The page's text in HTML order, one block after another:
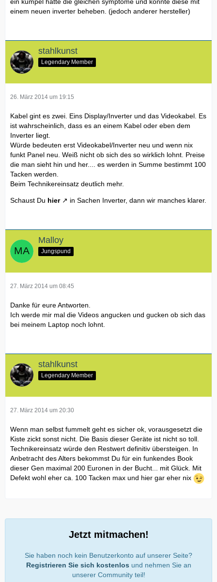
ein kumpel hatte die gleichen symptome und konnte diese mit
einem neuen inverter beheben. (jedoch anderer hersteller)
stahlkunst
Legendary Member
26. März 2014 um 19:15
Kabel gint es zwei. Eins Display/Inverter und das Videokabel. Es
ist wahrscheinlich, dass es an einem Kabel oder eben dem
Inverter liegt.
Würde bedeuten erst Videokabel/Inverter neu und wenn nix
funkt Panel neu. Weiß nicht ob sich des so wirklich lohnt. Preise
die man sieht hin und her.... es werden in Summe bestimmt 100
Tacken werden.
Beim Technikereinsatz deutlich mehr.
Schaust Du hier in Sachen Inverter, dann wir manches klarer.
Malloy
Jungspund
27. März 2014 um 08:45
Danke für eure Antworten.
Ich werde mir mal die Videos angucken und gucken ob sich das
bei meinem Laptop noch lohnt.
stahlkunst
Legendary Member
27. März 2014 um 20:30
Wenn man selbst fummelt geht es sicher ok, vorausgesetzt die
Kiste zickt sonst nicht. Die Basis dieser Geräte ist nicht so toll.
Technikereinsatz würde den Restwert definitiv übersteigen. In
Anbetracht des Alters bekommst Du für ein funkendes Book
dieser Gen maximal 200 Euronen in der Bucht... mit Glück. Mit
Defekt wohl eher ca. 100 Tacken max und hier gar eher nix
Jetzt mitmachen!
Sie haben noch kein Benutzerkonto auf unserer Seite?
Registrieren Sie sich kostenlos und nehmen Sie an
unserer Community teil!